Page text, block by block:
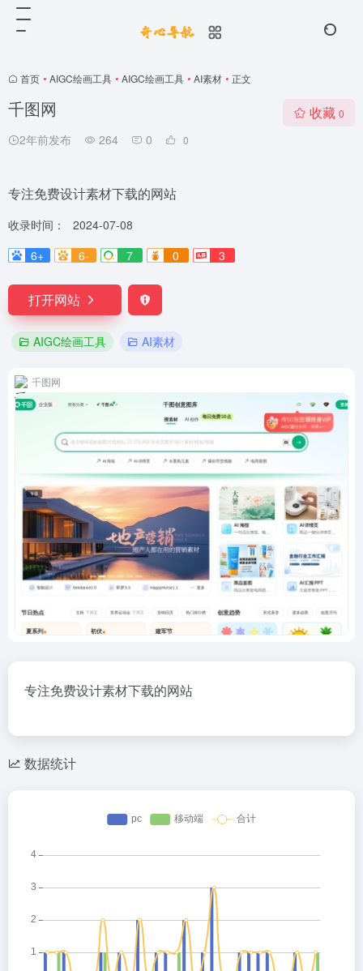
首页 • AIGC绘画工具 • AIGC绘画工具 • AI素材 • 正文
千图网
2年前发布 264 0 0
收藏 0
专注免费设计素材下载的网站
收录时间：
2024-07-08
6+
6- 7 0 3
打开网站
AIGC绘画工具 AI素材
千图网
专注免费设计素材下载的网站
数据统计